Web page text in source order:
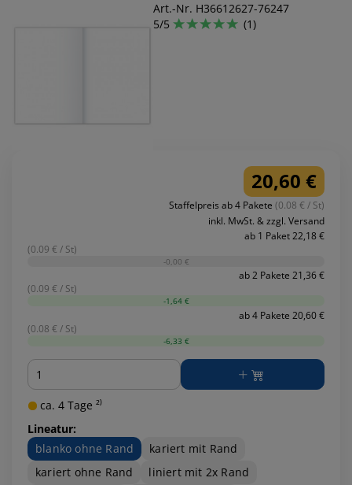
Art.-Nr. H36612627-76247
5/5
(1)
20,60 €
Staffelpreis ab 4 Pakete (0.08 € / St)
inkl. MwSt. & zzgl. Versand
ab 1 Paket 22,18 €
(0.09 € / St)
-0,00 €
ab 2 Pakete 21,36 €
(0.09 € / St)
-1,64 €
ab 4 Pakete 20,60 €
(0.08 € / St)
-6,33 €
Menge
ca. 4 Tage ²⁾
Lineatur:
blanko ohne Rand
kariert mit Rand
kariert ohne Rand
liniert mit 2x Rand